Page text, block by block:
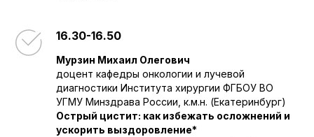
16.30-16.50
Мурзин Михаил Олегович
доцент кафедры онкологии и лучевой
диагностики Института хирургии ФГБОУ ВО
УГМУ Минздрава России, к.м.н. (Екатеринбург)
Острый цистит: как избежать осложнений и
ускорить выздоровление*